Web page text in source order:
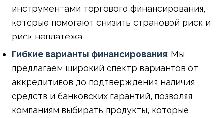
инструментами торгового финансирования,
которые помогают снизить страновой риск и
риск неплатежа.
Гибкие варианты финансирования: Мы
предлагаем широкий спектр вариантов от
аккредитивов до подтверждения наличия
средств и банковских гарантий, позволяя
компаниям выбирать продукты, которые